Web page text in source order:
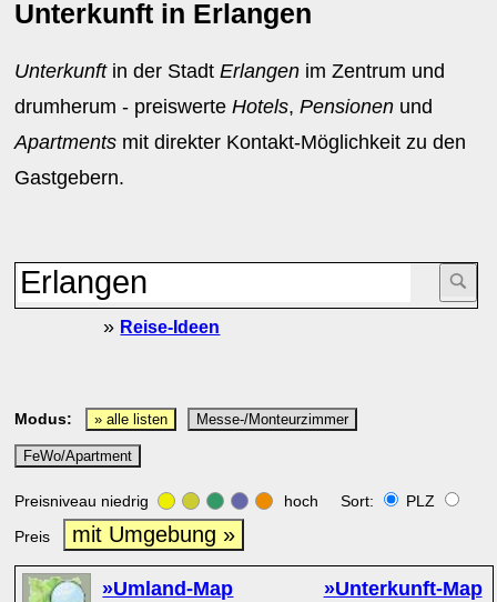
Unterkunft in Erlangen
Unterkunftin der StadtErlangen im Zentrum und
drumherum - preiswerteHotels,Pensionen und
Apartments mit direkter Kontakt-Möglichkeit zu den
Gastgebern.
» Reise-Ideen
Modus: » alle listen Messe-/Monteurzimmer
FeWo/Apartment
Preisniveau niedrig hoch Sort:
PLZ
Preis
mit Umgebung »
»Umland-Map »Unterkunft-Map